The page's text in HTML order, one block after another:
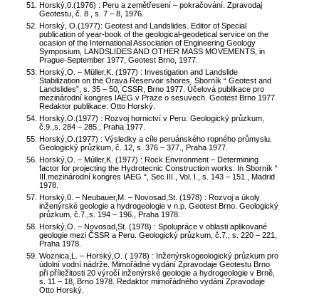
Horský,0.(1976) : Peru a zemětřesení – pokračování. Zpravodaj
Geotestu, č. 8 , s. 7 – 8, 1976.
Horský, O.(1977): Geotest and Landslides. Editor of Special
publication of year-book of the geological-geodetical service on the
ocasion of the International Association of Engineering Geology
Symposium, LANDSLIDES AND OTHER MASS MOVEMENTS, in
Prague-September 1977, Geotest Brno, 1977.
Horský,O. – Müller,K. (1977) : Investigation and Landslide
Stabilization on the Orava Reservoir shores. Sborník “ Geotest and
Landslides”, s. 35 – 50, CSSR, Brno 1977. Účelová publikace pro
mezinárodní kongres IAEG v Praze o sesuvech. Geotest Brno 1977.
Redaktor publikace: Otto Horský.
Horský,O.(1977) : Rozvoj hornictví v Peru. Geologický průzkum,
č.9.,s. 284 – 285., Praha 1977.
Horský,O.(1977) : Výsledky a cíle peruánského ropného průmyslu.
Geologický průzkum, č. 12, s. 376 – 377., Praha 1977.
Horský,O. – Múller,K. (1977) : Rock Environment – Determining
factor for projecting the Hydrotecnic Construction works. In Sborník “
III.mezinárodní kongres IAEG “, Sec III., Vol. I., s. 143 – 151., Madrid
1978.
Horský,0. – Neubauer,M. – Novosad,St. (1978) : Rozvoj a úkoly
inženýrské geologie a hydrogeologie v n.p. Geotest Brno. Geologický
průzkum, č.7.,s. 194 – 196., Praha 1978.
Horský,O. – Novosad,St. (1978) : Spolupráce v oblasti aplikované
geologie mezi ČSSR a Peru. Geologický průzkum, č.7., s. 220 – 221,
Praha 1978.
Woznica,L. – Horský,O. ( 1978) : Inženýrskogeologický průzkum pro
údolní vodní nádrže. Mimořádné vydání Zpravodaje Geotestu Brno
při příležitosti 20 výročí inženýrské geologie a hydrogeologie v Brně,
s. 11 – 18, Brno 1978. Redaktor mimořádného vydání Zpravodaje
Otto Horský.